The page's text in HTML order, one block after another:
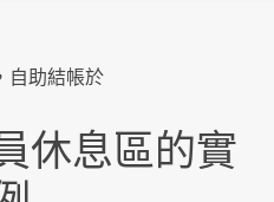
自助結帳於
休息區的實